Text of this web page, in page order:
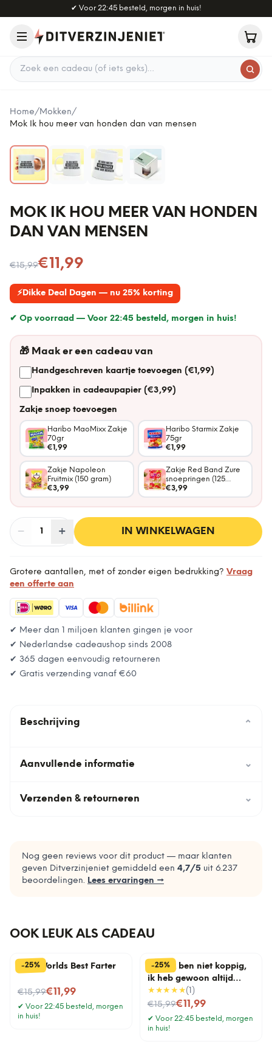
Naar hoofdinhoud
✔ Voor 22:45 besteld, morgen in huis!
Zoek een cadeau
Home/Mokken/
Mok Ik hou meer van honden dan van mensen
MOK IK HOU MEER VAN HONDEN
DAN VAN MENSEN
€15,99
Nu voor
€11,99
⚡Dikke Deal Dagen — nu 25% korting
✔ Op voorraad — Voor 22:45 besteld, morgen in huis!
🎁 Maak er een cadeau van
Handgeschreven kaartje toevoegen (€1,99)
Inpakken in cadeaupapier (€3,99)
Zakje snoep toevoegen
Haribo MaoMixx Zakje
70gr
€1,99
Haribo Starmix Zakje
75gr
€1,99
Zakje Napoleon
Fruitmix (150 gram)
€3,99
Zakje Red Band Zure
snoepringen (125
gram)
€3,99
− Aantal
1 + IN WINKELWAGEN
Grotere aantallen, met of zonder eigen bedrukking? Vraag
een offerte aan
✔ Meer dan 1 miljoen klanten gingen je voor
✔ Nederlandse cadeaushop sinds 2008
✔ 365 dagen eenvoudig retourneren
✔ Gratis verzending vanaf €60
Beschrijving ⌄
Aanvullende informatie ⌄
Verzenden & retourneren ⌄
Nog geen reviews voor dit product — maar klanten
geven Ditverzinjeniet gemiddeld een 4,7/5 uit 6.237
beoordelingen. Lees ervaringen →
OOK LEUK ALS CADEAU
-25%
Mok Worlds Best Farter
€15,99
Nu voor€11,99
✔ Voor 22:45 besteld, morgen
in huis!
-25%
Mok Ik ben niet koppig,
ik heb gewoon altijd
gelijk
★★★★★( 1 )
€15,99
Nu voor€11,99
✔ Voor 22:45 besteld, morgen
in huis!